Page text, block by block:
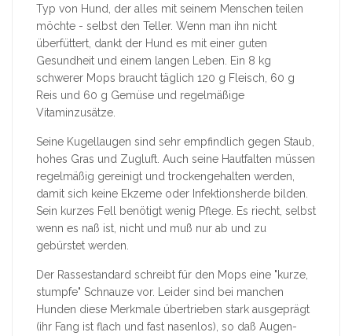
Typ von Hund, der alles mit seinem Menschen teilen
möchte - selbst den Teller. Wenn man ihn nicht
überfüttert, dankt der Hund es mit einer guten
Gesundheit und einem langen Leben. Ein 8 kg
schwerer Mops braucht täglich 120 g Fleisch, 60 g
Reis und 60 g Gemüse und regelmäßige
Vitaminzusätze.
Seine Kugellaugen sind sehr empfindlich gegen Staub,
hohes Gras und Zugluft. Auch seine Hautfalten müssen
regelmäßig gereinigt und trockengehalten werden,
damit sich keine Ekzeme oder Infektionsherde bilden.
Sein kurzes Fell benötigt wenig Pflege. Es riecht, selbst
wenn es naß ist, nicht und muß nur ab und zu
gebürstet werden.
Der Rassestandard schreibt für den Mops eine "kurze,
stumpfe" Schnauze vor. Leider sind bei manchen
Hunden diese Merkmale übertrieben stark ausgeprägt
(ihr Fang ist flach und fast nasenlos), so daß Augen-